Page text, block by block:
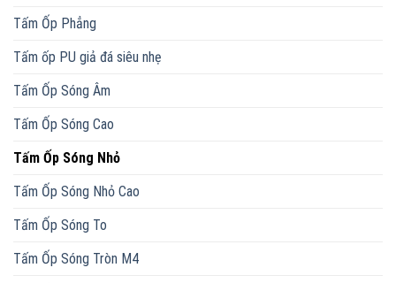
Tấm Ốp Phẳng
Tấm ốp PU giả đá siêu nhẹ
Tấm Ốp Sóng Âm
Tấm Ốp Sóng Cao
Tấm Ốp Sóng Nhỏ
Tấm Ốp Sóng Nhỏ Cao
Tấm Ốp Sóng To
Tấm Ốp Sóng Tròn M4